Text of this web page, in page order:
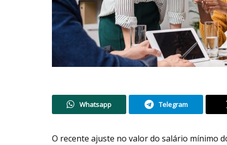
Whatsapp Telegram
O recente ajuste no valor do salário mínimo